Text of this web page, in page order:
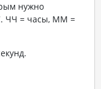
нужно
ЧЧ = часы, ММ =